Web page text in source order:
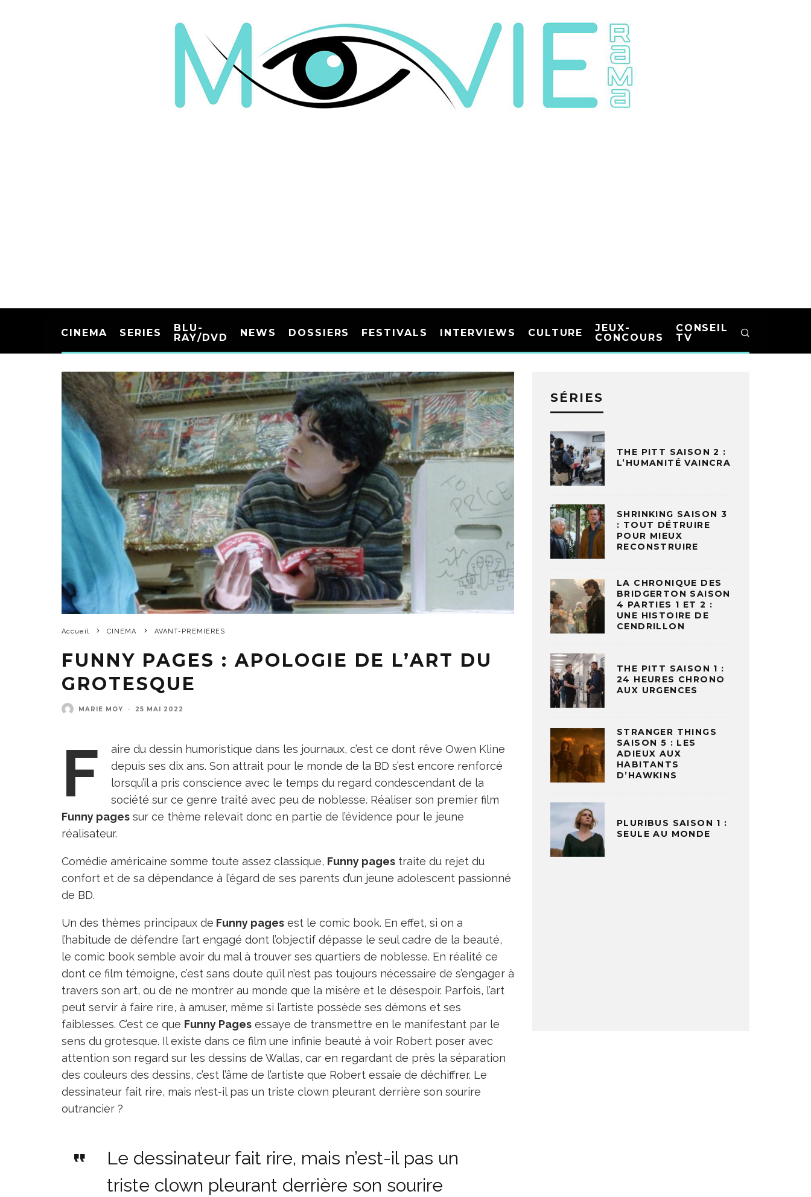
CINEMA SERIES
BLU-
RAY/DVD
NEWS DOSSIERS FESTIVALS INTERVIEWS CULTURE
JEUX-
CONCOURS
CONSEIL
TV
Accueil CINEMA AVANT-PREMIERES
FUNNY PAGES : APOLOGIE DE L’ART DU
GROTESQUE
MARIE MOY · 25 MAI 2022
F
aire du dessin humoristique dans les journaux, c’est ce dont rêve Owen Kline
depuis ses dix ans. Son attrait pour le monde de la BD s’est encore renforcé
lorsqu’il a pris conscience avec le temps du regard condescendant de la
société sur ce genre traité avec peu de noblesse. Réaliser son premier film
Funny pages sur ce thème relevait donc en partie de l’évidence pour le jeune
réalisateur.
Comédie américaine somme toute assez classique, Funny pages traite du rejet du
confort et de sa dépendance à l’égard de ses parents d’un jeune adolescent passionné
de BD.
Un des thèmes principaux de Funny pages est le comic book. En effet, si on a
l’habitude de défendre l’art engagé dont l’objectif dépasse le seul cadre de la beauté,
le comic book semble avoir du mal à trouver ses quartiers de noblesse. En réalité ce
dont ce film témoigne, c’est sans doute qu’il n’est pas toujours nécessaire de s’engager à
travers son art, ou de ne montrer au monde que la misère et le désespoir. Parfois, l’art
peut servir à faire rire, à amuser, même si l’artiste possède ses démons et ses
faiblesses. C’est ce que Funny Pages essaye de transmettre en le manifestant par le
sens du grotesque. Il existe dans ce film une infinie beauté à voir Robert poser avec
attention son regard sur les dessins de Wallas, car en regardant de près la séparation
des couleurs des dessins, c’est l’âme de l’artiste que Robert essaie de déchiffrer. Le
dessinateur fait rire, mais n’est-il pas un triste clown pleurant derrière son sourire
outrancier ?
Le dessinateur fait rire, mais n’est-il pas un
triste clown pleurant derrière son sourire
SÉRIES
THE PITT SAISON 2 :
L’HUMANITÉ VAINCRA
SHRINKING SAISON 3
: TOUT DÉTRUIRE
POUR MIEUX
RECONSTRUIRE
LA CHRONIQUE DES
BRIDGERTON SAISON
4 PARTIES 1 ET 2 :
UNE HISTOIRE DE
CENDRILLON
THE PITT SAISON 1 :
24 HEURES CHRONO
AUX URGENCES
STRANGER THINGS
SAISON 5 : LES
ADIEUX AUX
HABITANTS
D’HAWKINS
PLURIBUS SAISON 1 :
SEULE AU MONDE